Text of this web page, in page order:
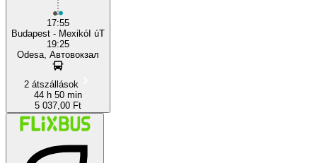
17:55
Budapest - MexikóI úT
19:25
Odesa, Автовокзал
2 átszállások
44 h 50 min
5 037,00 Ft